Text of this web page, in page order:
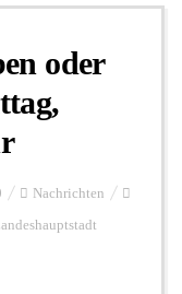
oder
Nachrichten